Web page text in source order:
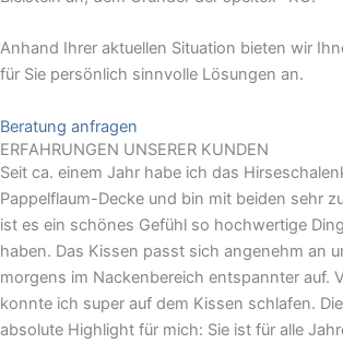
Anhand Ihrer aktuellen Situation bieten wir
für Sie persönlich sinnvolle Lösungen an.
Beratung anfragen
ERFAHRUNGEN UNSERER KUNDEN
Seit ca. einem Jahr habe ich das
Pappelflaum-Decke und bin mit beiden sehr
ist es ein schönes Gefühl so hochwertige
haben. Das Kissen passt sich angenehm an
morgens im Nackenbereich entspannter auf.
konnte ich super auf dem Kissen schlafen.
absolute Highlight für mich: Sie ist für alle